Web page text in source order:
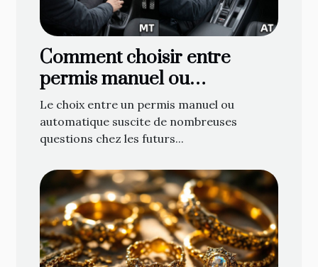
Comment choisir entre
permis manuel ou
automatique ?
Le choix entre un permis manuel ou
automatique suscite de nombreuses
questions chez les futurs...